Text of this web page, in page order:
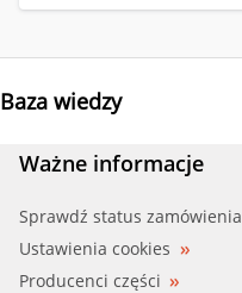
Baza wiedzy
Ważne informacje
Sprawdź status zamówienia
Ustawienia cookies
Producenci części